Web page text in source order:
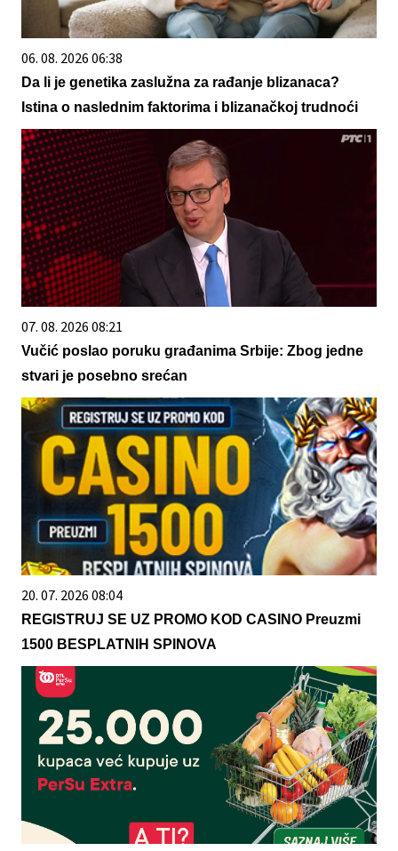
06. 08. 2026 06:38
Da li je genetika zaslužna za rađanje blizanaca?
Istina o naslednim faktorima i blizanačkoj trudnoći
07. 08. 2026 08:21
Vučić poslao poruku građanima Srbije: Zbog jedne
stvari je posebno srećan
20. 07. 2026 08:04
REGISTRUJ SE UZ PROMO KOD CASINO Preuzmi
1500 BESPLATNIH SPINOVA